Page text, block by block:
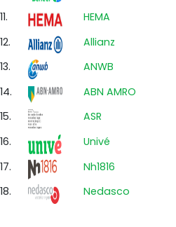
11.
HEMA
12.
Allianz
13.
ANWB
14.
ABN AMRO
15.
ASR
16.
Univé
17.
Nh1816
18.
Nedasco